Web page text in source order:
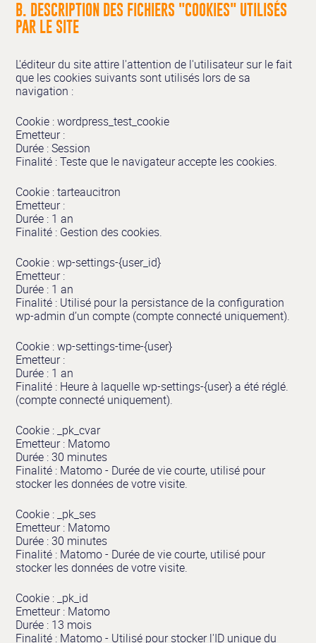
B. DESCRIPTION DES FICHIERS "COOKIES" UTILISÉS
PAR LE SITE
L'éditeur du site attire l'attention de l'utilisateur sur le fait
que les cookies suivants sont utilisés lors de sa
navigation :
Cookie : wordpress_test_cookie
Emetteur :
Durée : Session
Finalité : Teste que le navigateur accepte les cookies.
Cookie : tarteaucitron
Emetteur :
Durée : 1 an
Finalité : Gestion des cookies.
Cookie : wp-settings-{user_id}
Emetteur :
Durée : 1 an
Finalité : Utilisé pour la persistance de la configuration
wp-admin d’un compte (compte connecté uniquement).
Cookie : wp-settings-time-{user}
Emetteur :
Durée : 1 an
Finalité : Heure à laquelle wp-settings-{user} a été réglé.
(compte connecté uniquement).
Cookie : _pk_cvar
Emetteur : Matomo
Durée : 30 minutes
Finalité : Matomo - Durée de vie courte, utilisé pour
stocker les données de votre visite.
Cookie : _pk_ses
Emetteur : Matomo
Durée : 30 minutes
Finalité : Matomo - Durée de vie courte, utilisé pour
stocker les données de votre visite.
Cookie : _pk_id
Emetteur : Matomo
Durée : 13 mois
Finalité : Matomo - Utilisé pour stocker l'ID unique du